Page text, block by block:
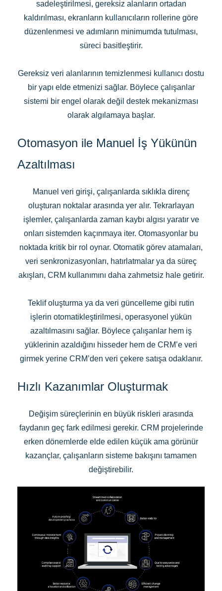
sadeleştirilmesi, gereksiz alanların ortadan
kaldırılması, ekranların kullanıcıların rollerine göre
düzenlenmesi ve adımların minimumda tutulması,
süreci basitleştirir.
Gereksiz veri alanlarının temizlenmesi kullanıcı dostu
bir yapı elde etmenizi sağlar. Böylece çalışanlar
sistemi bir engel olarak değil destek mekanizması
olarak algılamaya başlar.
Otomasyon ile Manuel İş Yükünün
Azaltılması
Manuel veri girişi, çalışanlarda sıklıkla direnç
oluşturan noktalar arasında yer alır. Tekrarlayan
işlemler, çalışanlarda zaman kaybı algısı yaratır ve
onları sistemden kaçınmaya iter. Otomasyonlar bu
noktada kritik bir rol oynar. Otomatik görev atamaları,
veri senkronizasyonları, hatırlatmalar ya da süreç
akışları, CRM kullanımını daha zahmetsiz hale getirir.
Teklif oluşturma ya da veri güncelleme gibi rutin
işlerin otomatikleştirilmesi, operasyonel yükün
azaltılmasını sağlar. Böylece çalışanlar hem iş
yüklerinin azaldığını hisseder hem de CRM’e veri
girmek yerine CRM’den veri çekere satışa odaklanır.
Hızlı Kazanımlar Oluşturmak
Değişim süreçlerinin en büyük riskleri arasında
faydanın geç fark edilmesi gerekir. CRM projelerinde
erken dönemlerde elde edilen küçük ama görünür
kazançlar, çalışanların sisteme bakışını tamamen
değiştirebilir.